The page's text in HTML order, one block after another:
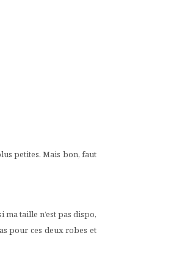
petites. Mais bon, faut
taille n’est pas dispo,
pour ces deux robes et